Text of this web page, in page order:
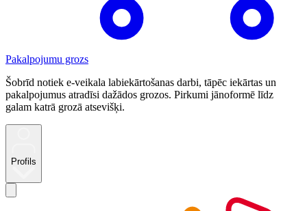
Pakalpojumu grozs
Šobrīd notiek e-veikala labiekārtošanas darbi, tāpēc iekārtas un
pakalpojumus atradīsi dažādos grozos. Pirkumi jānoformē līdz
galam katrā grozā atsevišķi.
Profils